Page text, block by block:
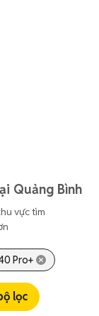
Quảng Bình
vực tìm
Pro+
lọc